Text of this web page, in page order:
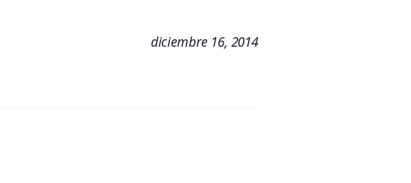
diciembre 16, 2014